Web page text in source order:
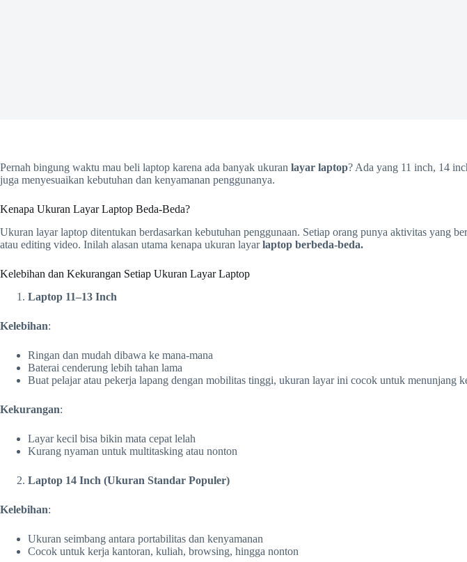
Pernah bingung waktu mau beli laptop karena ada banyak ukuran layar laptop? Ada yang 11 inch, 14
juga menyesuaikan kebutuhan dan kenyamanan penggunanya.
Kenapa Ukuran Layar Laptop Beda-Beda?
Ukuran layar laptop ditentukan berdasarkan kebutuhan penggunaan. Setiap orang punya aktivitas yang
atau editing video. Inilah alasan utama kenapa ukuran layarlaptop berbeda-beda.
Kelebihan dan Kekurangan Setiap Ukuran Layar Laptop
Laptop 11–13 Inch
Kelebihan:
Ringan dan mudah dibawa ke mana-mana
Baterai cenderung lebih tahan lama
Buat pelajar atau pekerja lapang dengan mobilitas tinggi, ukuran layar ini cocok untuk menunjang
Kekurangan:
Layar kecil bisa bikin mata cepat lelah
Kurang nyaman untuk multitasking atau nonton
Laptop 14 Inch (Ukuran Standar Populer)
Kelebihan:
Ukuran seimbang antara portabilitas dan kenyamanan
Cocok untuk kerja kantoran, kuliah, browsing, hingga nonton